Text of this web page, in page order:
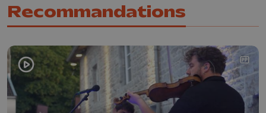
Recommandations